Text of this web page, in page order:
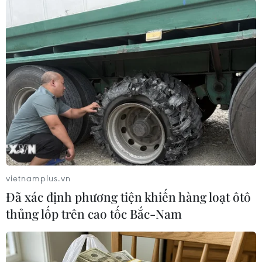
Interpol đánh giá cao bảo vệ an ninh
World Cup
14/07/2010 09:21
Các hãng thể thao "thắng đậm" nhờ
World Cup 2010
14/07/2010 01:21
World Cup 2010 giúp nâng vị thế của
cả châu Phi
13/07/2010 09:29
vietnamplus.vn
Đã xác định phương tiện khiến hàng loạt ôtô
thủng lốp trên cao tốc Bắc-Nam